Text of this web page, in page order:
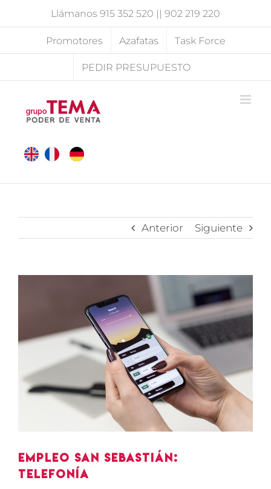
Llámanos 915 352 520 || 902 219 220
Promotores Azafatas Task Force
PEDIR PRESUPUESTO
Anterior Siguiente
Empleo San Sebastián:
Telefonía